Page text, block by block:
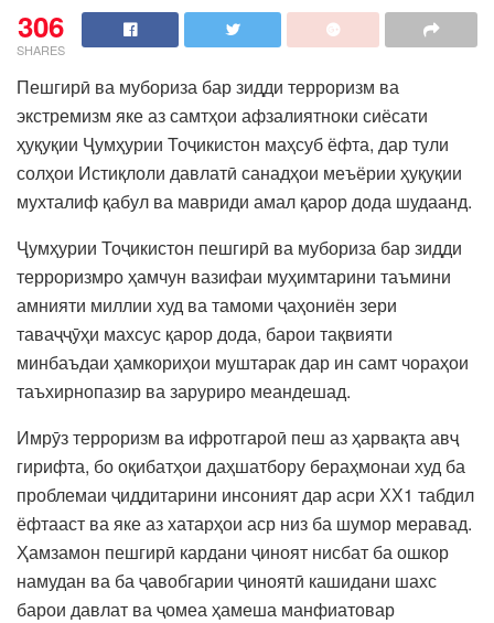
306
SHARES
Пешгирӣ ва мубориза бар зидди терроризм ва
экстремизм яке аз самтҳои афзалиятноки сиёсати
ҳуқуқии Ҷумҳурии Тоҷикистон маҳсуб ёфта, дар тули
солҳои Истиқлоли давлатӣ санадҳои меъёрии ҳуқуқии
мухталиф қабул ва мавриди амал қарор дода шудаанд.
Ҷумҳурии Тоҷикистон пешгирӣ ва мубо­риза бар зидди
терроризмро ҳамчун вазифаи муҳимтарини таъмини
ам­нияти миллии худ ва тамоми ҷаҳониён зери
таваҷҷӯҳи махсус қарор дода, барои тақвияти
минбаъдаи ҳамкориҳои муштарак дар ин самт чораҳои
таъхирнопазир ва заруриро меандешад.
Имрӯз терроризм ва ифротгароӣ пеш аз ҳарвақта авҷ
гирифта, бо оқибатҳои даҳшатбору бераҳмонаи худ ба
проблемаи ҷиддитарини инсоният дар асри ХХ1 табдил
ёфтааст ва яке аз хатарҳои аср низ ба шумор меравад.
Ҳамзамон пешгирӣ кардани ҷиноят нисбат ба ошкор
намудан ва ба ҷавобгарии ҷиноятӣ кашидани шахс
барои давлат ва ҷомеа ҳамеша манфиатовар